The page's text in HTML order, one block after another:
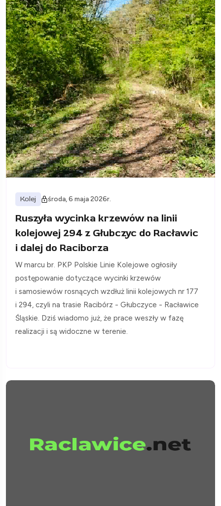
Kolej środa, 6 maja 2026r.
Ruszyła wycinka krzewów na linii
kolejowej 294 z Głubczyc do Racławic
i dalej do Raciborza
W marcu br. PKP Polskie Linie Kolejowe ogłosiły
postępowanie dotyczące wycinki krzewów
i samosiewów rosnących wzdłuż linii kolejowych nr 177
i 294, czyli na trasie Racibórz - Głubczyce - Racławice
Śląskie. Dziś wiadomo już, że prace weszły w fazę
realizacji i są widoczne w terenie.